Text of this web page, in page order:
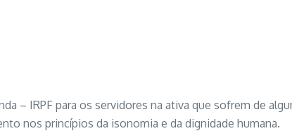
– IRPF para os servidores na ativa que sofrem de
nos princípios da isonomia e da dignidade humana.